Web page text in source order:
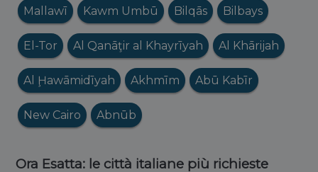
Mallawī Kawm Umbū Bilqās Bilbays
El-Tor Al Qanāţir al Khayrīyah Al Khārijah
Al Ḩawāmidīyah Akhmīm Abū Kabīr
New Cairo Abnūb
Ora Esatta: le città italiane più richieste